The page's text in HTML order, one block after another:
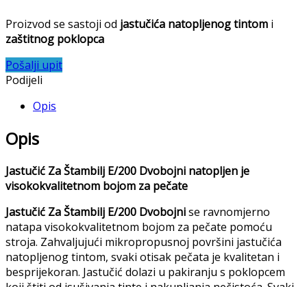
Proizvod se sastoji od jastučića natopljenog tintom i
zaštitnog poklopca
Pošalji upit
Podijeli
Opis
Opis
Jastučić Za Štambilj E/200 Dvobojni natopljen je
visokokvalitetnom bojom za pečate
Jastučić Za Štambilj E/200 Dvobojnise ravnomjerno
natapa visokokvalitetnom bojom za pečate pomoću
stroja. Zahvaljujući mikropropusnoj površini jastučića
natopljenog tintom, svaki otisak pečata je kvalitetan i
besprijekoran. Jastučić dolazi u pakiranju s poklopcem